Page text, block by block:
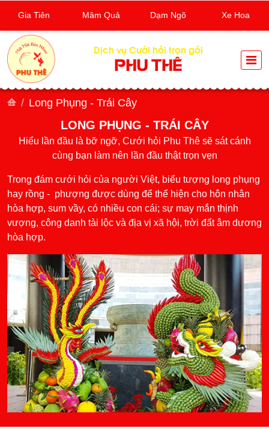
Dịch vụ Cưới hỏi trọn gói
PHU THÊ
Long Phụng - Trái Cây
LONG PHỤNG - TRÁI CÂY
Hiểu lần đầu là bỡ ngỡ, Cưới hỏi Phu Thê sẽ sát cánh
cùng bạn làm nên lần đầu thật trọn vẹn
Trong đám cưới hỏi của người Việt, biểu tượng long phụng
hay rồng - phượng được dùng để thể hiện cho hôn nhân
hòa hợp, sum vầy, có nhiều con cái; sự may mắn thịnh
vượng, công danh tài lộc và địa vị xã hội, trời đất âm dương
hòa hợp.
Gia Tiên Mâm Quả Dạm Ngõ Xe Hoa